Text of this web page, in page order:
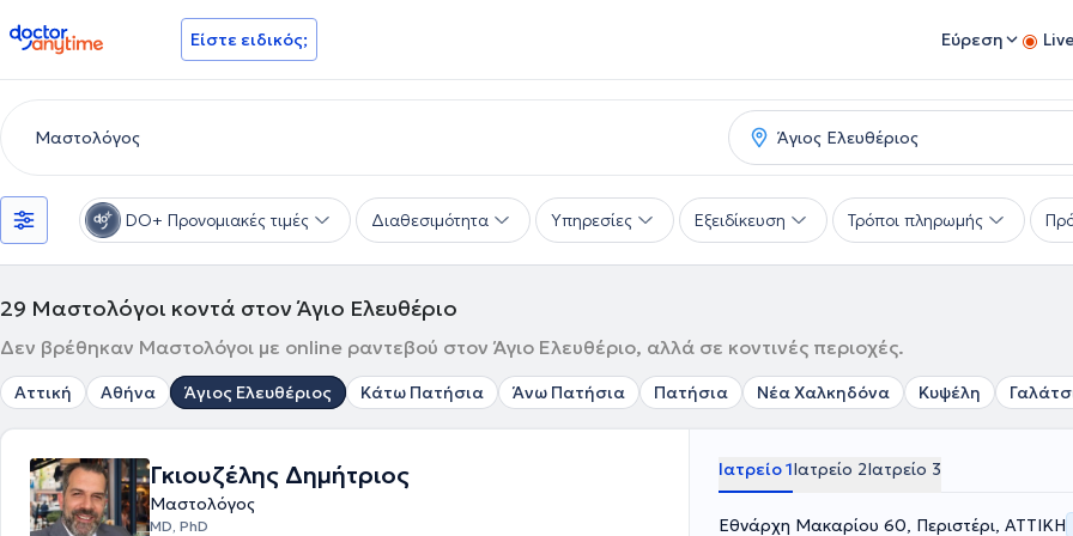
doctoranytime Είστε ειδικός; Εύρεση
DO+ Προνομιακές τιμές Διαθεσιμότητα Υπηρεσίες Εξειδίκευση Τρόποι πληρωμής
29 Μαστολόγοι κοντά στον Άγιο Ελευθέριο
Δεν βρέθηκαν Μαστολόγοι με online ραντεβού στον Άγιο Ελευθέριο, αλλά σε κοντινές περιοχές.
Αττική Αθήνα Άγιος Ελευθέριος Κάτω Πατήσια Άνω Πατήσια Πατήσια Νέα Χαλκηδόνα Κυψέλη
Γκιουζέλης Δημήτριος
Μαστολόγος
MD, PhD
Ιατρείο 1Ιατρείο 2Ιατρείο 3
Εθνάρχη Μακαρίου 60, Περιστέρι, ΑΤΤΙΚΗ